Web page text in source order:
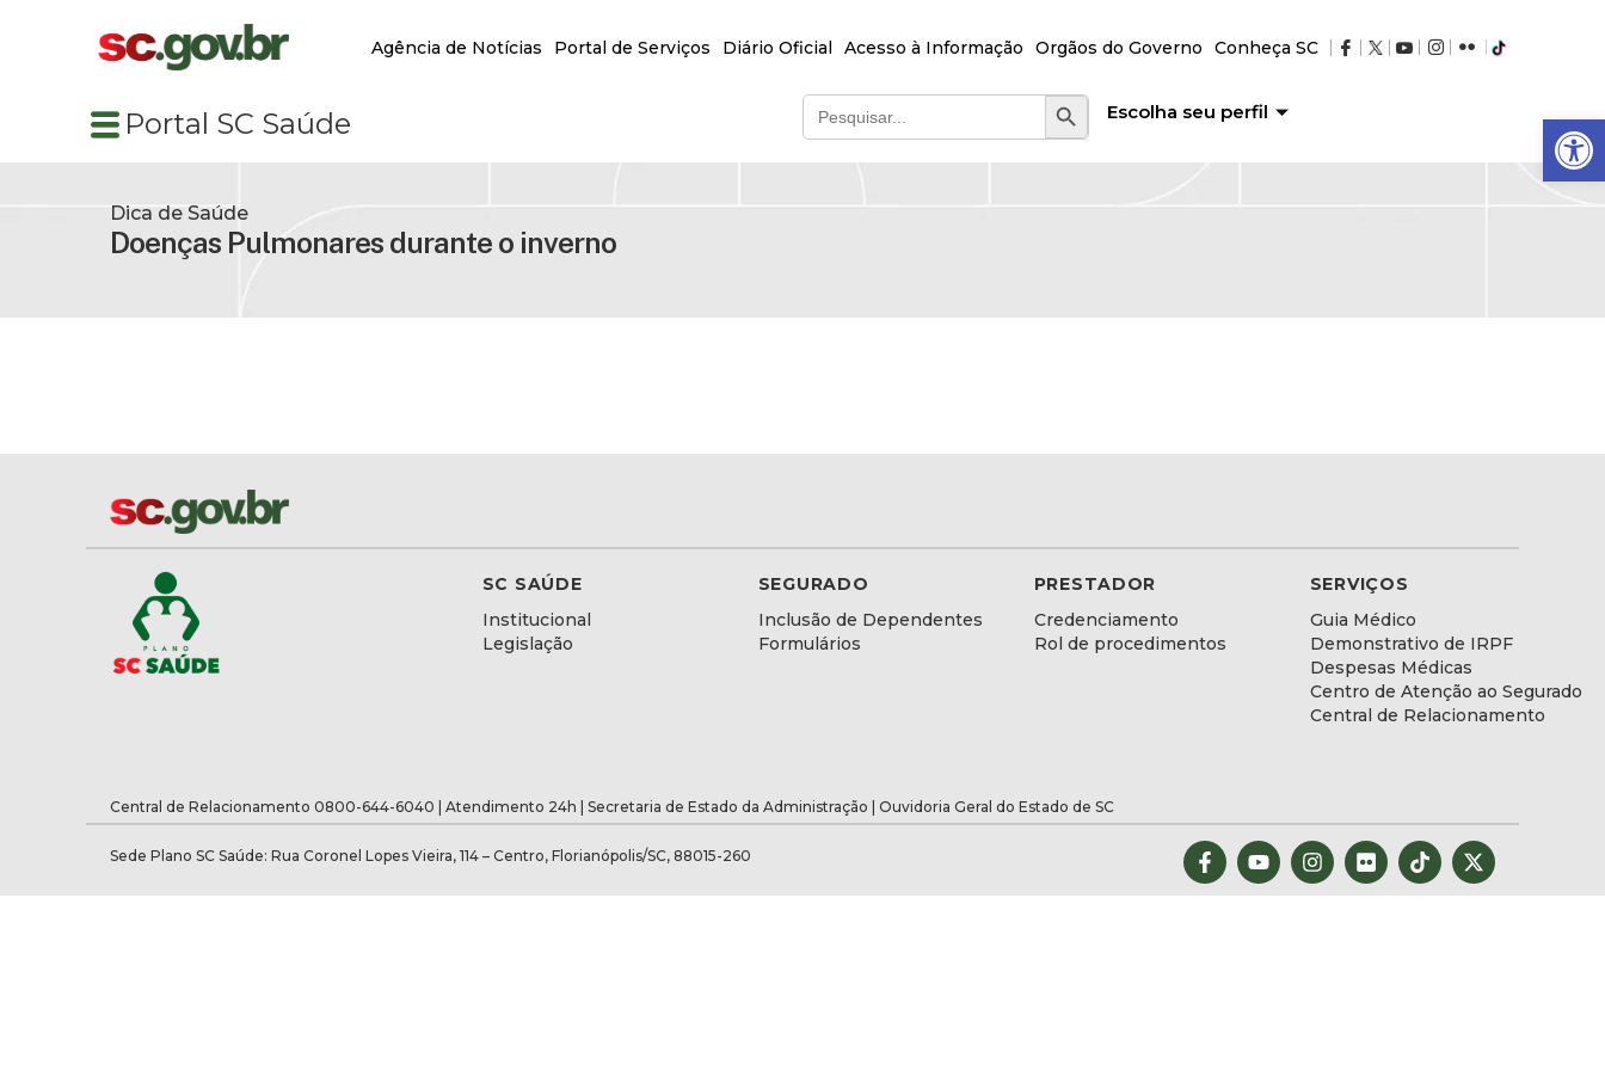
Abrir a barra de ferramentas
Agência de Notícias Portal de Serviços Diário Oficial Acesso à Informação Orgãos do Governo Conheça SC
Portal SC Saúde
Search
for:
SEARCH BUTTON
Escolha seu perfil
Doenças Pulmonares durante o inverno
Dica de Saúde
SC SAÚDE
Institucional
Legislação
SEGURADO
Inclusão de Dependentes
Formulários
PRESTADOR
Credenciamento
Rol de procedimentos
SERVIÇOS
Guia Médico
Demonstrativo de IRPF
Despesas Médicas
Centro de Atenção ao Segurado
Central de Relacionamento
Central de Relacionamento 0800-644-6040 | Atendimento 24h | Secretaria de Estado da Administração | Ouvidoria Geral do Estado de SC
Sede Plano SC Saúde: Rua Coronel Lopes Vieira, 114 – Centro, Florianópolis/SC, 88015-260